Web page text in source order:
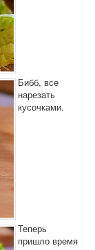
Бибб, все
нарезать
кусочками.
Теперь
пришло время